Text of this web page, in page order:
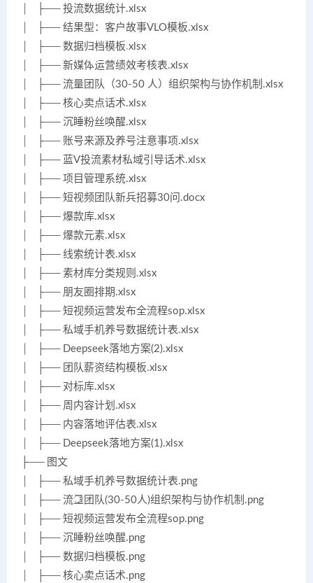
│ ├── 投流数据统计.xlsx
│ ├── 结果型：客户故事VLO模板.xlsx
│ ├── 数据归档模板.xlsx
│ ├── 新媒体运营绩效考核表.xlsx
│ ├── 流量团队（30-50 人）组织架构与协作机制.xlsx
│ ├── 核心卖点话术.xlsx
│ ├── 沉睡粉丝唤醒.xlsx
│ ├── 账号来源及养号注意事项.xlsx
│ ├── 蓝V投流素材私域引导话术.xlsx
│ ├── 项目管理系统.xlsx
│ ├── 短视频团队新兵招募30问.docx
│ ├── 爆款库.xlsx
│ ├── 爆款元素.xlsx
│ ├── 线索统计表.xlsx
│ ├── 素材库分类规则.xlsx
│ ├── 朋友圈排期.xlsx
│ ├── 短视频运营发布全流程sop.xlsx
│ ├── 私域手机养号数据统计表.xlsx
│ ├── Deepseek落地方案(2).xlsx
│ ├── 团队薪资结构模板.xlsx
│ ├── 对标库.xlsx
│ ├── 周内容计划.xlsx
│ ├── 内容落地评估表.xlsx
│ ├── Deepseek落地方案(1).xlsx
├── 图文
│ ├── 私域手机养号数据统计表.png
│ ├── 流量团队(30-50人)组织架构与协作机制.png
│ ├── 短视频运营发布全流程sop.png
│ ├── 沉睡粉丝唤醒.png
│ ├── 数据归档模板.png
│ ├── 核心卖点话术.png